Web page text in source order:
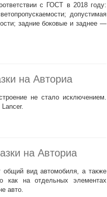
с ГОСТ в 2018 году:
допустимая
задние боковые и заднее —
на Авториа
не стало исключением.
на Авториа
общий вид автомобиля, а также
как на отдельных элементах
авто.